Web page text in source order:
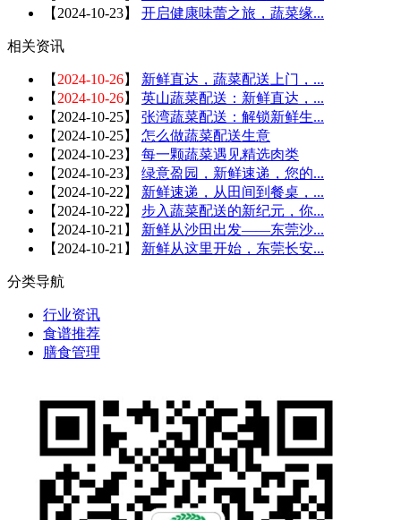
【 2024-10-23】 开启健康味蕾之旅，蔬菜缘...
相关资讯
【 2024-10-26】 新鲜直达，蔬菜配送上门，...
【 2024-10-26】 英山蔬菜配送：新鲜直达，...
【 2024-10-25】 张湾蔬菜配送：解锁新鲜生...
【 2024-10-25】 怎么做蔬菜配送生意
【 2024-10-23】 每一颗蔬菜遇见精选肉类
【 2024-10-23】 绿意盈园，新鲜速递，您的...
【 2024-10-22 】 新鲜速递，从田间到餐桌，...
【 2024-10-22 】 步入蔬菜配送的新纪元，你...
【 2024-10-21 】 新鲜从沙田出发——东莞沙...
【 2024-10-21 】 新鲜从这里开始，东莞长安...
分类导航
行业资讯
食谱推荐
膳食管理